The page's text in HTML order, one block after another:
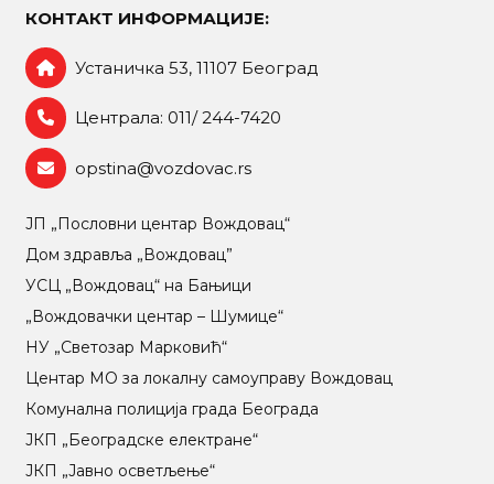
КОНТАКТ ИНФОРМАЦИЈЕ:
Устаничка 53, 11107 Београд
Централа: 011/ 244-7420
opstina@vozdovac.rs
ЈП „Пословни центар Вождовац“
Дом здравља „Вождовац”
УСЦ „Вождовац“ на Бањици
„Вождовачки центар – Шумице“
НУ „Светозар Марковић“
Центар МO за локалну самоуправу Вождовац
Комунална полиција града Београда
ЈКП „Београдске електране“
ЈКП „Јавно осветљење“